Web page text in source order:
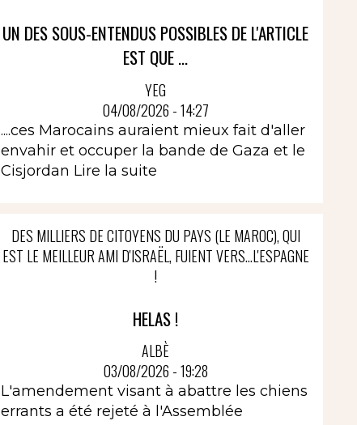
UN DES SOUS-ENTENDUS POSSIBLES DE L'ARTICLE
EST QUE ...
YEG
04/08/2026 - 14:27
....ces Marocains auraient mieux fait d'aller
envahir et occuper la bande de Gaza et le
Cisjordan Lire la suite
DES MILLIERS DE CITOYENS DU PAYS (LE MAROC), QUI
EST LE MEILLEUR AMI D'ISRAËL, FUIENT VERS...L'ESPAGNE
!
HELAS !
ALBÈ
03/08/2026 - 19:28
L'amendement visant à abattre les chiens
errants a été rejeté à l'Assemblée